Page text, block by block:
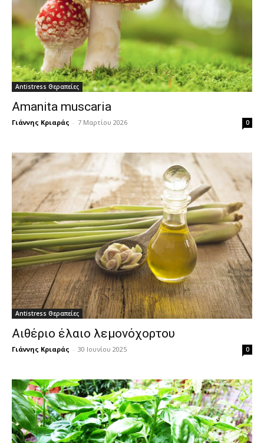
Antistress Θεραπείες
Amanita muscaria
Γιάννης Κριαράς - 7 Μαρτίου 2026 0
Antistress Θεραπείες
Αιθέριο έλαιο λεμονόχορτου
Γιάννης Κριαράς - 30 Ιουνίου 2025 0